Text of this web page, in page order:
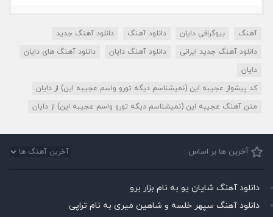
آهنگ بیوگرافی دایان دانلود آهنگ
دانلود آهنگ جدید
دانلود آهنگ جدید ایرانی
دانلود آهنگ دایان
دانلود آهنگ های دایان
دایان
کد پیشواز عجیبه این (نمیشناسم دیگه تورو واسم عجیبه این) از دایان
متن آهنگ عجیبه این (نمیشناسم دیگه تورو واسم عجیبه این) از دایان
آخرین ها بر اساس :
دانلود آهنگ شایان یو به نام بزار برو
دانلود آهنگ سپهر خلسه و شاهین میری به نام تراپی